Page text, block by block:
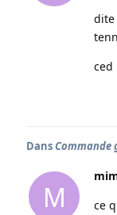
dite
ced
DansCommande
M
ce